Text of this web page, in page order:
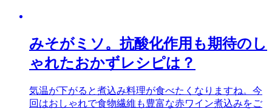
みそがミソ。抗酸化作用も期待のし
ゃれたおかずレシピは？
気温が下がると煮込み料理が食べたくなりますね。今
回はおしゃれで食物繊維も豊富な赤ワイン煮込みをご